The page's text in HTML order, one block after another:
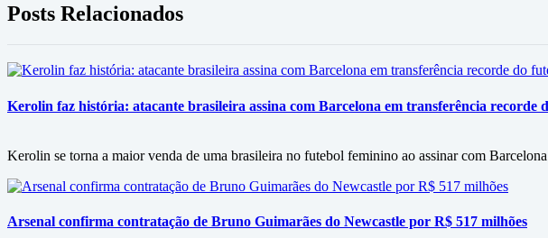
Posts Relacionados
Kerolin faz história: atacante brasileira assina com Barcelona em transferência recorde
Kerolin se torna a maior venda de uma brasileira no futebol feminino ao assinar com
Arsenal confirma contratação de Bruno Guimarães do Newcastle por R$ 517 milhões